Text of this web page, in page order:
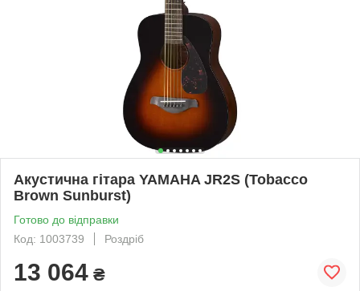
Акустична гітара YAMAHA JR2S (Tobacco
Brown Sunburst)
Готово до відправки
Код: 1003739
Роздріб
13 064 ₴